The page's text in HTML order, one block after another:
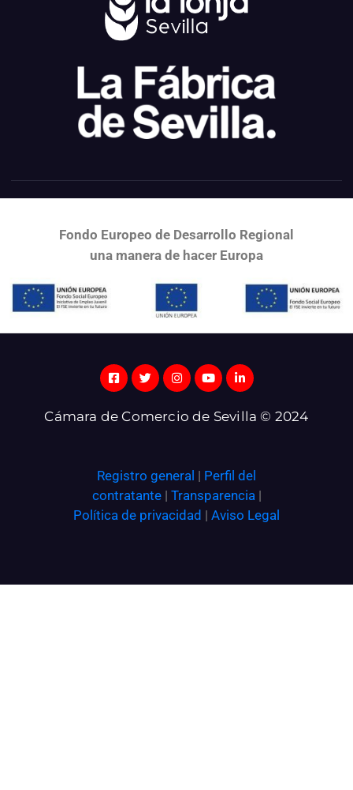
Fondo Europeo de Desarrollo Regional
una manera de hacer Europa
Cámara de Comercio de Sevilla © 2024
Registro general | Perfil del
contratante| Transparencia|
Política de privacidad | Aviso Legal